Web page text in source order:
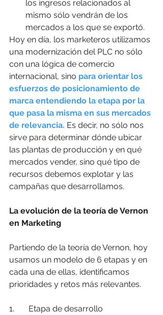
los ingresos relacionados al
mismo sólo vendrán de los
mercados a los que se exportó.
Hoy en día, los marketeros utilizamos
una modernización del PLC no sólo
con una lógica de comercio
internacional, sino para orientar los
esfuerzos de posicionamiento de
marca entendiendo la etapa por la
que pasa la misma en sus mercados
de relevancia. Es decir, no sólo nos
sirve para determinar dónde ubicar
las plantas de producción y en qué
mercados vender, sino qué tipo de
recursos debemos explotar y las
campañas que desarrollamos.
La evolución de la teoría de Vernon
en Marketing
Partiendo de la teoría de Vernon, hoy
usamos un modelo de 6 etapas y en
cada una de ellas, identificamos
prioridades y retos más relevantes.
1.       Etapa de desarrollo